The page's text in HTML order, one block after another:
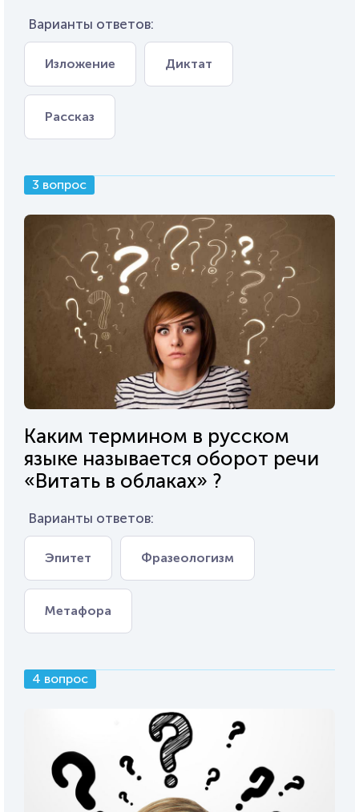
Варианты ответов:
Изложение Диктат
Рассказ
3 вопрос
Каким термином в русском
языке называется оборот речи
«Витать в облаках» ?
Варианты ответов:
Эпитет Фразеологизм
Метафора
4 вопрос